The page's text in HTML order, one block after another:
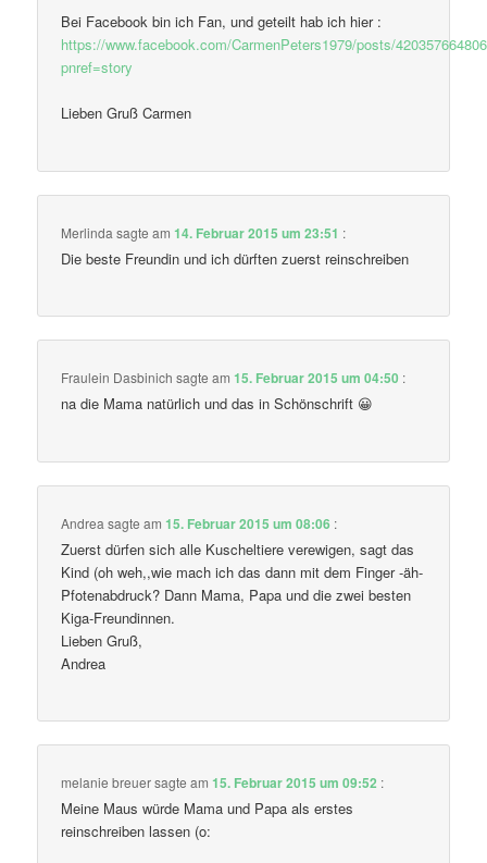
Bei Facebook bin ich Fan, und geteilt hab ich hier :
https://www.facebook.com/CarmenPeters1979/posts/
pnref=story
Lieben Gruß Carmen
Merlinda sagte am14. Februar 2015 um 23:51 :
Die beste Freundin und ich dürften zuerst reinschreiben
Fraulein Dasbinich sagte am15. Februar 2015 um 04:50 :
na die Mama natürlich und das in Schönschrift 😀
Andrea sagte am15. Februar 2015 um 08:06 :
Zuerst dürfen sich alle Kuscheltiere verewigen, sagt das
Kind (oh weh,,wie mach ich das dann mit dem Finger -äh-
Pfotenabdruck? Dann Mama, Papa und die zwei besten
Kiga-Freundinnen.
Lieben Gruß,
Andrea
melanie breuersagte am15. Februar 2015 um 09:52 :
Meine Maus würde Mama und Papa als erstes
reinschreiben lassen (o: